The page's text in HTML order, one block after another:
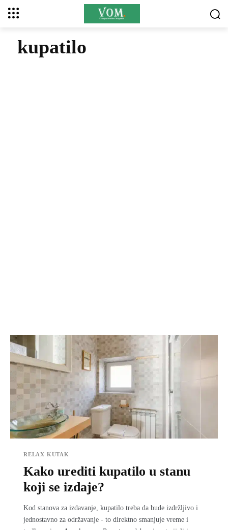
kupatilo
RELAX KUTAK
Kako urediti kupatilo u stanu
koji se izdaje?
Kod stanova za izdavanje, kupatilo treba da bude izdržljivo i
jednostavno za održavanje - to direktno smanjuje vreme i